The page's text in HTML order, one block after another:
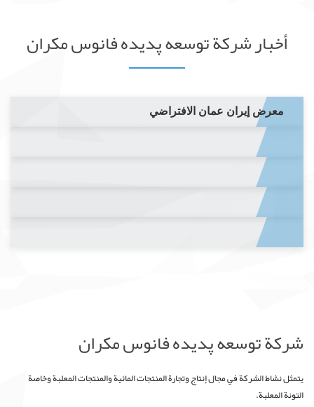
أخبار شركة توسعه پدیده فانوس مکران
معرض إيران عمان الافتراضي
شركة توسعه پدیده فانوس مکران
يتمثل نشاط الشركة في مجال إنتاج وتجارة المنتجات المائية والمنتجات المعلبة وخاصة
التونة المعلبة.